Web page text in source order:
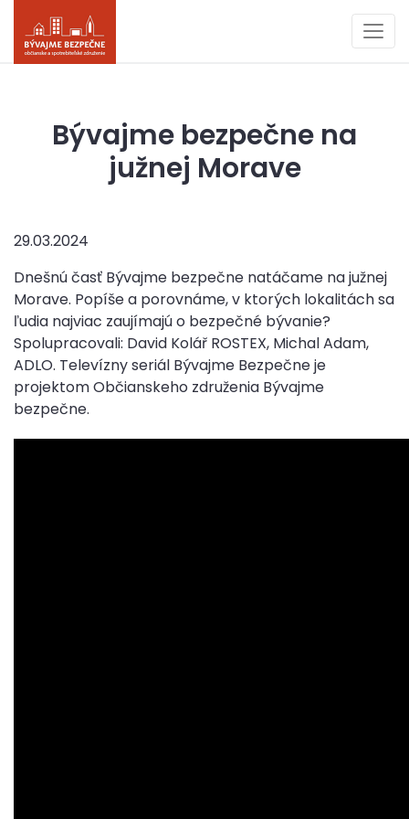
Bývajme bezpečne na
južnej Morave
29.03.2024
Dnešnú časť Bývajme bezpečne natáčame na južnej
Morave. Popíše a porovnáme, v ktorých lokalitách sa
ľudia najviac zaujímajú o bezpečné bývanie?
Spolupracovali: David Kolář ROSTEX, Michal Adam,
ADLO. Televízny seriál Bývajme Bezpečne je
projektom Občianskeho združenia Bývajme
bezpečne.